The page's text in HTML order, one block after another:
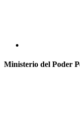
Ministerio del Poder